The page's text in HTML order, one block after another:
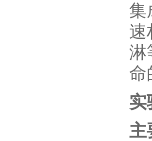
集
速
淋
命
实
主